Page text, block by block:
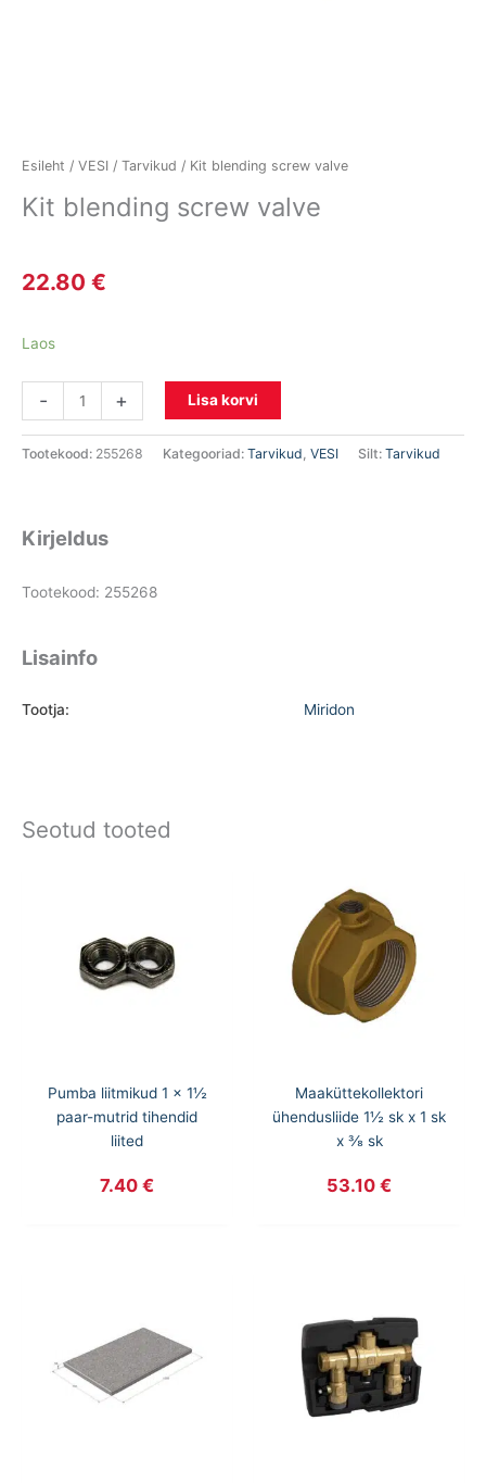
Esileht / VESI / Tarvikud / Kit blending screw valve
Kit blending screw valve
22.80 €
Laos
- + Lisa korvi
Tootekood: 255268 Kategooriad: Tarvikud, VESI Silt: Tarvikud
Kirjeldus
Tootekood: 255268
Lisainfo
Tootja: Miridon
Seotud tooted
Pumba liitmikud 1 x 1½
paar-mutrid tihendid
liited
7.40 €
Maaküttekollektori
ühendusliide 1½ sk x 1 sk
x ⅜ sk
53.10 €